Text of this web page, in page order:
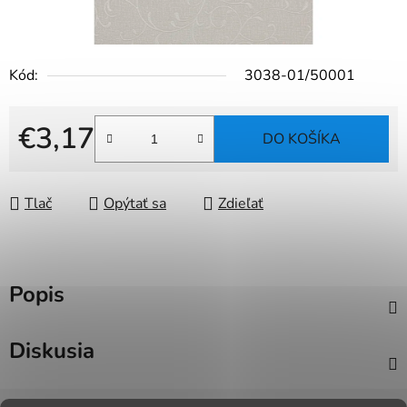
Kód: 3038-01/50001
€3,17
Jednotková cena:
DO KOŠÍKA
Tlač Opýtať sa Zdieľať
Popis
Diskusia
Z